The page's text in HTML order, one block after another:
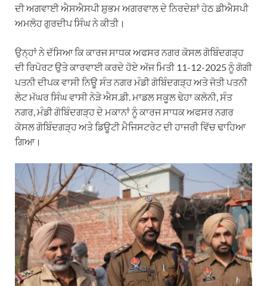
ਦੀ ਅਗਵਾਈ ਐਸਐਸਪੀ ਸ਼ੁਭਮ ਅਗਰਵਾਲ ਦੇ ਨਿਰਦੇਸ਼ਾਂ ਹੇਠ ਡੀਐਸਪੀ
ਅਮਲੋਹ ਗੁਰਦੀਪ ਸਿੰਘ ਨੇ ਕੀਤੀ।
ਉਨ੍ਹਾਂ ਨੇ ਦੱਸਿਆ ਕਿ ਕਾਰਜ ਸਾਧਕ ਅਫਸਰ ਨਗਰ ਕੋਸਲ ਗੋਬਿੰਦਗੜ੍ਹ
ਦੀ ਰਿਪੋਰਟ ਉਤੇ ਕਾਰਵਾਈ ਕਰਦੇ ਹੋਏ ਅੱਜ ਮਿਤੀ 11-12-2025 ਨੂੰ ਗੋਗੀ
ਪਤਨੀ ਦੀਪਕ ਵਾਸੀ ਨਿਊ ਸੰਤ ਨਗਰ ਮੰਡੀ ਗੋਬਿੰਦਗੜ੍ਹ ਅਤੇ ਜੋਤੀ ਪਤਨੀ
ਲੇਟ ਮੱਘਰ ਸਿੰਘ ਵਾਸੀ ਨੇੜੇ ਐਸ.ਡੀ. ਮਾਡਲ ਸਕੂਲ ਢੇਹਾ ਕਲੋਨੀ, ਸੰਤ
ਨਗਰ, ਮੰਡੀ ਗੋਬਿੰਦਗੜ੍ਹ ਦੇ ਮਕਾਨਾਂ ਨੂੰ ਕਾਰਜ ਸਾਧਕ ਅਫਸਰ ਨਗਰ
ਕੋਸਲ ਗੋਬਿੰਦਗੜ੍ਹ ਅਤੇ ਡਿਊਟੀ ਮੈਜਿਸਟਰੇਟ ਦੀ ਹਾਜਰੀ ਵਿੱਚ ਢਾਹਿਆ
ਗਿਆ।